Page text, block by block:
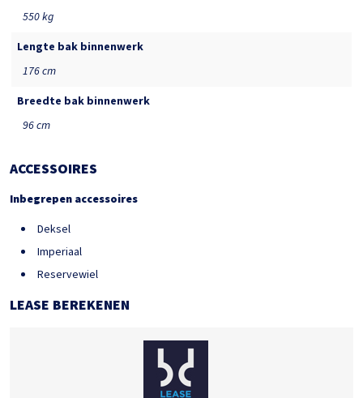
550 kg
Lengte bak binnenwerk
176 cm
Breedte bak binnenwerk
96 cm
ACCESSOIRES
Inbegrepen accessoires
Deksel
Imperiaal
Reservewiel
LEASE BEREKENEN